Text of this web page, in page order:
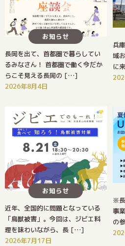
お知らせ
長岡を出て、首都圏で暮らしてい
るみなさん！ 首都圏で働く今だか
らこそ見える長岡の […]
2026年8月4日
兵
域
に
お知らせ
近年、全国的に問題となっている
「鳥獣被害」。今回は、ジビエ料
理を味わいながら、長 […]
2026年7月17日
※長
事
の